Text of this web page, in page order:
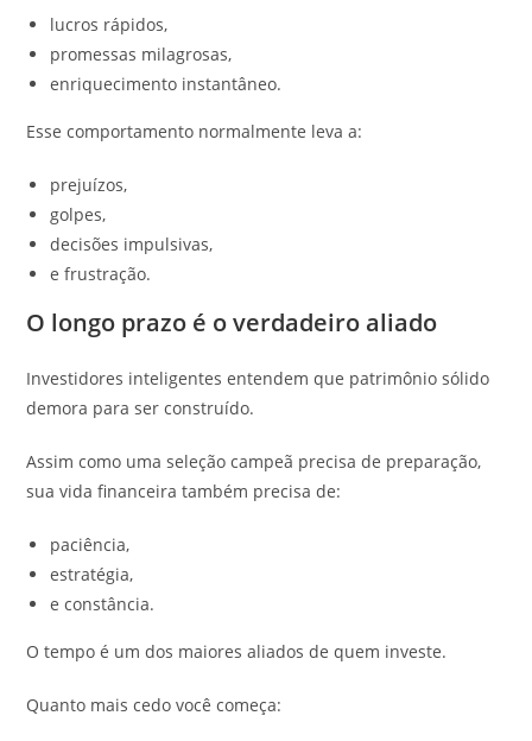
lucros rápidos,
promessas milagrosas,
enriquecimento instantâneo.
Esse comportamento normalmente leva a:
prejuízos,
golpes,
decisões impulsivas,
e frustração.
O longo prazo é o verdadeiro aliado
Investidores inteligentes entendem que patrimônio sólido
demora para ser construído.
Assim como uma seleção campeã precisa de preparação,
sua vida financeira também precisa de:
paciência,
estratégia,
e constância.
O tempo é um dos maiores aliados de quem investe.
Quanto mais cedo você começa: